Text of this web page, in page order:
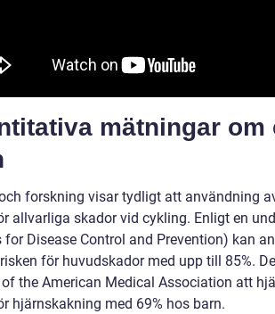
mätningar
forskning visar tydligt att användning
allvarliga skador vid cykling. Enligt en
for Disease Control and Prevention) kan
för huvudskador med upp till 85%.
the American Medical Association att
hjärnskakning med 69% hos barn.